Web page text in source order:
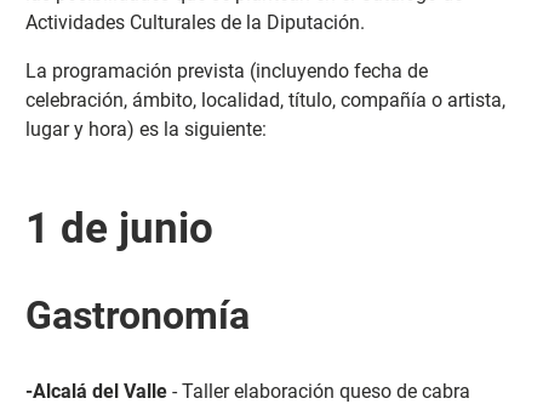
Actividades Culturales de la Diputación.
La programación prevista (incluyendo fecha de
celebración, ámbito, localidad, título, compañía o artista,
lugar y hora) es la siguiente:
1 de junio
Gastronomía
-Alcalá del Valle- Taller elaboración queso de cabra